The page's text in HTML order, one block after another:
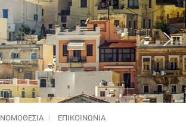
ΝΟΜΟΘΕΣΊΑ ΕΠΙΚΟΙΝΩΝΙΑ